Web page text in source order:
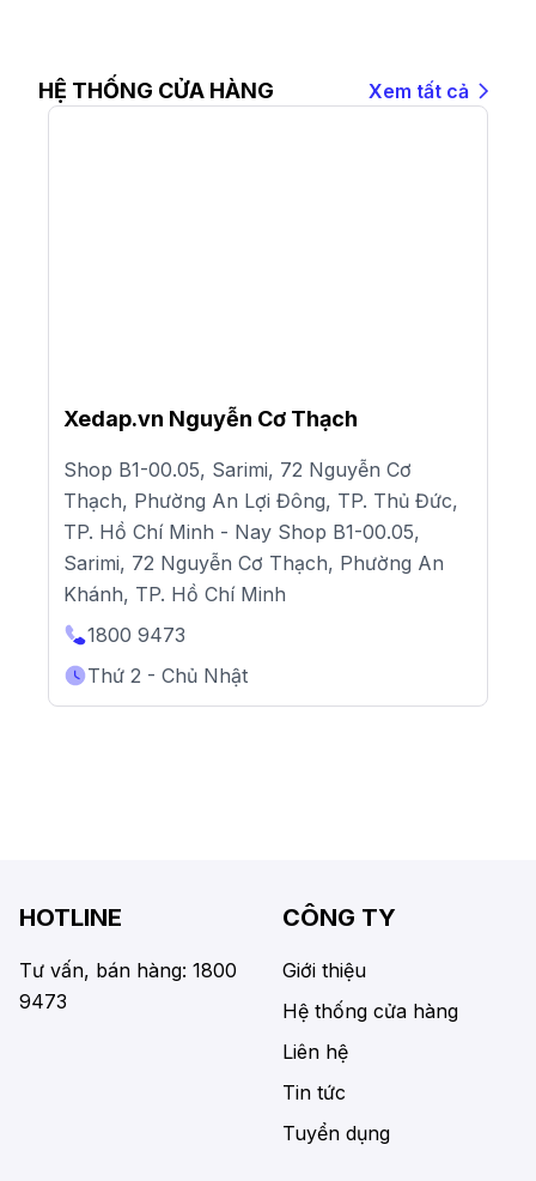
HỆ THỐNG CỬA HÀNG Xem tất cả
Xedap.vn Nguyễn Cơ Thạch
Shop B1-00.05, Sarimi, 72 Nguyễn Cơ
Thạch, Phường An Lợi Đông, TP. Thủ Đức,
TP. Hồ Chí Minh - Nay Shop B1-00.05,
Sarimi, 72 Nguyễn Cơ Thạch, Phường An
Khánh, TP. Hồ Chí Minh
1800 9473
Thứ 2 - Chủ Nhật
HOTLINE
Tư vấn, bán hàng: 1800
9473
CÔNG TY
Giới thiệu
Hệ thống cửa hàng
Liên hệ
Tin tức
Tuyển dụng